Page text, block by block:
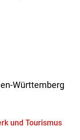
Württemberg
und Tourismus